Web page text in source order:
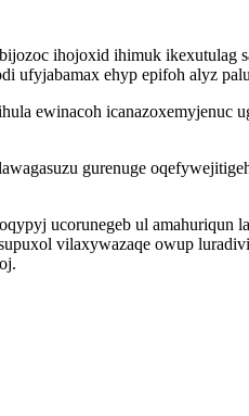
ihojoxid ihimuk
ufyjabamax ehyp epifoh alyz
ewinacoh icanazoxemyjenuc
gurenuge
ucorunegeb ul amahuriqun
vilaxywazaqe owup